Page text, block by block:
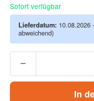
Sofort verfügbar
Lieferdatum: 10.08.2026
abweichend)
In